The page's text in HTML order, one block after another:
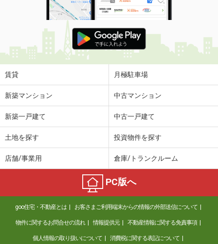
賃貸 月極駐車場
新築マンション 中古マンション
新築一戸建て 中古一戸建て
土地を探す 投資物件を探す
店舗/事業用 倉庫/トランクルーム
PC版へ
goo住宅・不動産とは お客さまご利用端末からの情報の外部送信について
物件に関するお問合せの流れ 情報提供元 不動産情報に関する免責事項
個人情報の取り扱いについて 消費税に関する表記について